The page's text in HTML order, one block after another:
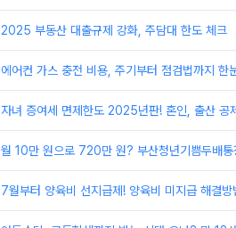
2025 부동산 대출규제 강화, 주담대 한도 체크
에어컨 가스 충전 비용, 주기부터 점검법까지 한
자녀 증여세 면제한도 2025년판! 혼인, 출산 공
월 10만 원으로 720만 원? 부산청년기쁨두배통
7월부터 양육비 선지급제! 양육비 미지급 해결방